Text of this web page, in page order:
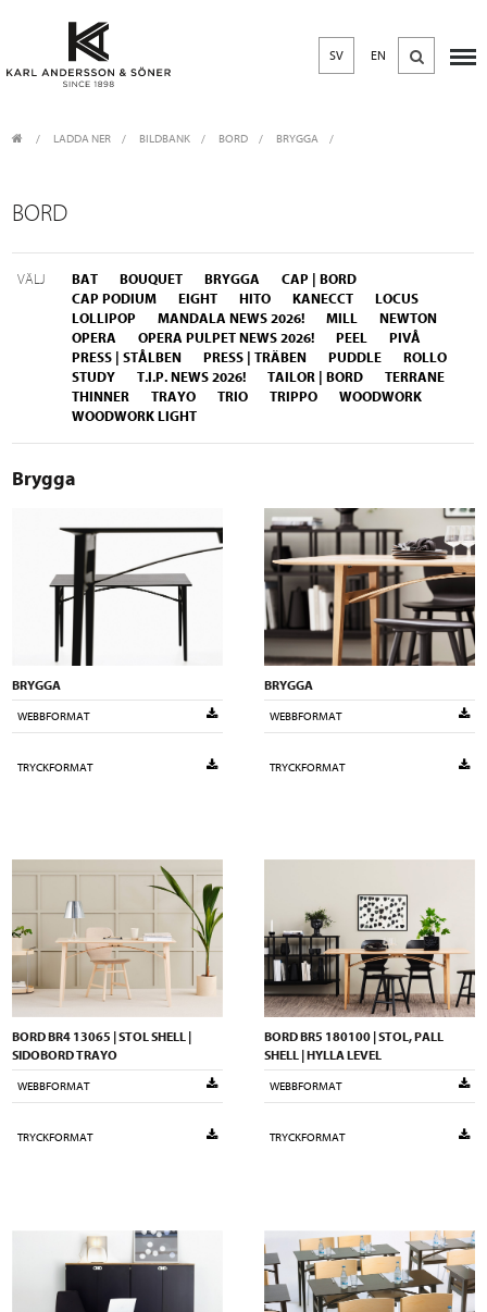
SV EN
LADDA NER / BILDBANK / BORD BRYGGA
BORD
VÄLJ BAT BOUQUET BRYGGA
CAP | BORD
CAP PODIUM
EIGHT HITO KANECCT
LOCUS
LOLLIPOP
MANDALA NEWS 2026! MILL
NEWTON
OPERA
OPERA PULPET NEWS 2026! PEEL
PIVÅ
PRESS | STÅLBEN
PRESS | TRÄBEN PUDDLE
ROLLO
STUDY
T.I.P. NEWS 2026! TAILOR | BORD
TERRANE
THINNER
TRAYO TRIO TRIPPO
WOODWORK
WOODWORK LIGHT
Brygga
BRYGGA
WEBBFORMAT
TRYCKFORMAT
BRYGGA
WEBBFORMAT
TRYCKFORMAT
BORD BR4 13065 | STOL SHELL |
SIDOBORD TRAYO
WEBBFORMAT
TRYCKFORMAT
BORD BR5 180100 | STOL, PALL
SHELL | HYLLA LEVEL
WEBBFORMAT
TRYCKFORMAT